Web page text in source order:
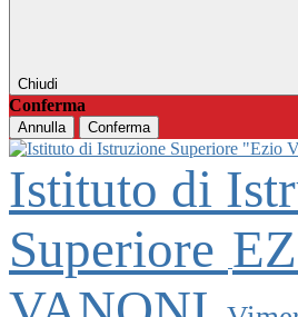
Chiudi
Conferma
Annulla Conferma
Istituto di
Superiore